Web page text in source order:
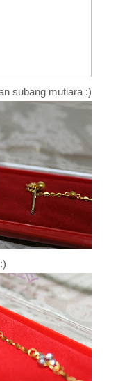
subang mutiara :)